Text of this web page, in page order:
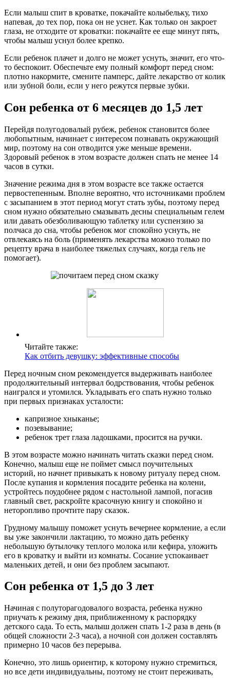
Если малыш спит в кроватке, покачайте колыбельку, тихо
напевая, до тех пор, пока он не уснет. Как только он закроет
глаза, не отходите от кроватки: покачайте ее еще минут пять,
чтобы малыш уснул более крепко.
Если ребенок плачет и долго не может уснуть, значит, его что-
то беспокоит. Обеспечьте ему полный комфорт перед сном:
плотно накормите, смените памперс, дайте лекарство от колик
или зубной боли, если у него режутся первые зубки.
Сон ребенка от 6 месяцев до 1,5 лет
Перейдя полугодовалый рубеж, ребенок становится более
любопытным, начинает с интересом познавать окружающий
мир, поэтому на сон отводится уже меньше времени.
Здоровый ребенок в этом возрасте должен спать не менее 14
часов в сутки.
Значение режима дня в этом возрасте все также остается
первостепенным. Вполне вероятно, что источниками проблем
с засыпанием в этот период могут стать зубы, поэтому перед
сном нужно обязательно смазывать десны специальным гелем
или давать обезболивающую таблетку или суспензию за
полчаса до сна, чтобы ребенок мог спокойно уснуть, не
отвлекаясь на боль (применять лекарства можно только по
рецепту врача в наиболее тяжелых случаях, когда гель не
помогает).
Читайте также:
Как отбить девушку: эффективные способы
Перед ночным сном рекомендуется выдерживать наиболее
продолжительный интервал бодрствования, чтобы ребенок
наигрался и утомился. Укладывать его спать нужно только
при первых признаках усталости:
капризное хныканье;
позевывание;
ребенок трет глаза ладошками, просится на ручки.
В этом возрасте можно начинать читать сказки перед сном.
Конечно, малыш еще не поймет смысл поучительных
историй, но начнет привыкать к новому ритуалу перед сном.
После купания и кормления посадите ребенка на колени,
устройтесь поудобнее рядом с настольной лампой, погасив
главный свет, раскройте красочную книгу и спокойно и
неторопливо прочтите пару сказок.
Грудному малышу поможет уснуть вечернее кормление, а если
вы уже закончили лактацию, то можно дать ребенку
небольшую бутылочку теплого молока или кефира, уложить
его в кроватку и выйти из комнаты. Сосание успокаивает
маленьких детей, и они без проблем засыпают.
Сон ребенка от 1,5 до 3 лет
Начиная с полуторагодовалого возраста, ребенка нужно
приучать к режиму дня, приближенному к распорядку
детского сада. То есть, малыш должен спать 1-2 раза в день (в
общей сложности 2-3 часа), а ночной сон должен составлять
примерно 10 часов без перерыва.
Конечно, это лишь ориентир, к которому нужно стремиться,
но все дети индивидуальны, поэтому не стоит переживать,